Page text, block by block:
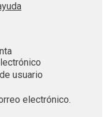
usuario
electrónico.